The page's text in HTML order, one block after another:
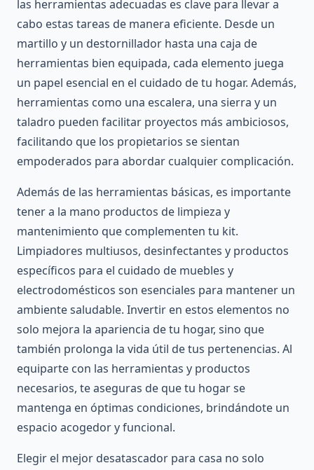
las herramientas adecuadas es clave para llevar a
cabo estas tareas de manera eficiente. Desde un
martillo y un destornillador hasta una caja de
herramientas bien equipada, cada elemento juega
un papel esencial en el cuidado de tu hogar. Además,
herramientas como una escalera, una sierra y un
taladro pueden facilitar proyectos más ambiciosos,
facilitando que los propietarios se sientan
empoderados para abordar cualquier complicación.
Además de las herramientas básicas, es importante
tener a la mano productos de limpieza y
mantenimiento que complementen tu kit.
Limpiadores multiusos, desinfectantes y productos
específicos para el cuidado de muebles y
electrodomésticos son esenciales para mantener un
ambiente saludable. Invertir en estos elementos no
solo mejora la apariencia de tu hogar, sino que
también prolonga la vida útil de tus pertenencias. Al
equiparte con las herramientas y productos
necesarios, te aseguras de que tu hogar se
mantenga en óptimas condiciones, brindándote un
espacio acogedor y funcional.
Elegir el mejor desatascador para casa no solo